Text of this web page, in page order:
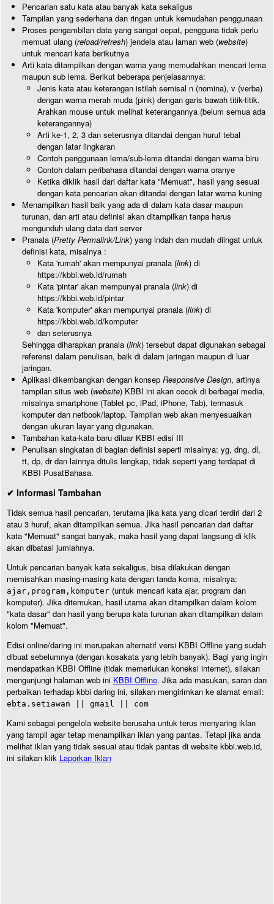
Pencarian satu kata atau banyak kata sekaligus
Tampilan yang sederhana dan ringan untuk kemudahan penggunaan
Proses pengambilan data yang sangat cepat, pengguna tidak perlu
memuat ulang (reload/refresh) jendela atau laman web (website)
untuk mencari kata berikutnya
Arti kata ditampilkan dengan warna yang memudahkan mencari lema
maupun sub lema. Berikut beberapa penjelasannya:
Jenis kata atau keterangan istilah semisal n (nomina), v (verba)
dengan warna merah muda (pink) dengan garis bawah titik-titik.
Arahkan mouse untuk melihat keterangannya (belum semua ada
keterangannya)
Arti ke-1, 2, 3 dan seterusnya ditandai dengan huruf tebal
dengan latar lingkaran
Contoh penggunaan lema/sub-lema ditandai dengan warna biru
Contoh dalam peribahasa ditandai dengan warna oranye
Ketika diklik hasil dari daftar kata "Memuat", hasil yang sesuai
dengan kata pencarian akan ditandai dengan latar warna kuning
Menampilkan hasil baik yang ada di dalam kata dasar maupun
turunan, dan arti atau definisi akan ditampilkan tanpa harus
mengunduh ulang data dari server
Pranala (Pretty Permalink/Link) yang indah dan mudah diingat untuk
definisi kata, misalnya :
Kata 'rumah' akan mempunyai pranala (link) di
https://kbbi.web.id/rumah
Kata 'pintar' akan mempunyai pranala (link) di
https://kbbi.web.id/pintar
Kata 'komputer' akan mempunyai pranala (link) di
https://kbbi.web.id/komputer
dan seterusnya
Sehingga diharapkan pranala (link) tersebut dapat digunakan sebagai
referensi dalam penulisan, baik di dalam jaringan maupun di luar
jaringan.
Aplikasi dikembangkan dengan konsep Responsive Design, artinya
tampilan situs web (website) KBBI ini akan cocok di berbagai media,
misalnya smartphone (Tablet pc, iPad, iPhone, Tab), termasuk
komputer dan netbook/laptop. Tampilan web akan menyesuaikan
dengan ukuran layar yang digunakan.
Tambahan kata-kata baru diluar KBBI edisi III
Penulisan singkatan di bagian definisi seperti misalnya: yg, dng, dl,
tt, dp, dr dan lainnya ditulis lengkap, tidak seperti yang terdapat di
KBBI PusatBahasa.
✔ Informasi Tambahan
Tidak semua hasil pencarian, terutama jika kata yang dicari terdiri dari 2
atau 3 huruf, akan ditampilkan semua. Jika hasil pencarian dari daftar
kata "Memuat" sangat banyak, maka hasil yang dapat langsung di klik
akan dibatasi jumlahnya.
Untuk pencarian banyak kata sekaligus, bisa dilakukan dengan
memisahkan masing-masing kata dengan tanda koma, misalnya:
ajar,program,komputer (untuk mencari kata ajar, program dan
komputer). Jika ditemukan, hasil utama akan ditampilkan dalam kolom
"kata dasar" dan hasil yang berupa kata turunan akan ditampilkan dalam
kolom "Memuat".
Edisi online/daring ini merupakan alternatif versi KBBI Offline yang sudah
dibuat sebelumnya (dengan kosakata yang lebih banyak). Bagi yang ingin
mendapatkan KBBI Offline (tidak memerlukan koneksi internet), silakan
mengunjungi halaman web ini KBBI Offline. Jika ada masukan, saran dan
perbaikan terhadap kbbi daring ini, silakan mengirimkan ke alamat email:
ebta.setiawan || gmail || com
Kami sebagai pengelola website berusaha untuk terus menyaring iklan
yang tampil agar tetap menampilkan iklan yang pantas. Tetapi jika anda
melihat iklan yang tidak sesuai atau tidak pantas di website kbbi.web.id,
ini silakan klik Laporkan Iklan